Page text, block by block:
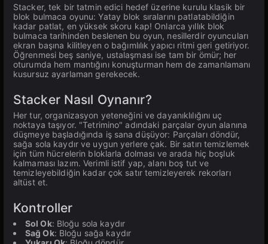
Stacker, tek bir tatmin edici hedef üzerine kurulu klasik bir
blok bulmaca oyunu: Yatay blok sıralarını patlatabildiğin
kadar patlat, en yüksek skoru kap! Onlarca yıllık blok
bulmaca tarihinden beslenen bu oyun, nesillerdir oyuncuları
ekran başına kilitleyen o bağımlılık yapıcı ritmi geri getiriyor.
Öğrenmesi beş saniye, ustalaşması ise tam bir ömür; her
oturumda hem mantığını konuşturman hem de zamanlamanı
kusursuz ayarlaman gerekecek.
Stacker Nasıl Oynanır?
Her tur, organizasyon yeteneğini ve dayanıklılığını uç
noktaya taşıyor. "Tetrimino" adındaki parçalar oyun alanına
düşmeye başladığında iş sana düşüyor: Parçaları döndür,
sağa sola kaydır ve uygun yerlere çak. Bir satırı temizlemek
için tüm hücrelerin bloklarla dolması ve arada hiç boşluk
kalmaması lazım. Verimli istif yap, alanı boş tut ve
temizleyebildiğin kadar çok satır temizleyerek rekorları
altüst et.
Kontroller
Sol Ok: Bloğu sola kaydır
Sağ Ok: Bloğu sağa kaydır